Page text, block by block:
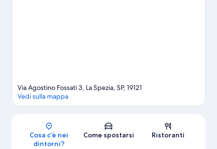
Mappa
Via Agostino Fossati 3, La Spezia, SP, 19121
Vedi sulla mappa
Cosa c’è nei
dintorni?
Come spostarsi Ristoranti